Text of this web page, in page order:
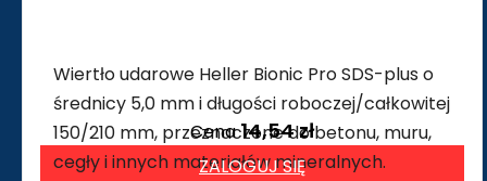
Wiertło udarowe Heller Bionic Pro SDS-plus o
średnicy 5,0 mm i długości roboczej/całkowitej
150/210 mm, przeznaczone do betonu, muru,
cegły i innych materiałów mineralnych.
Cena14,54 zł
ZALOGUJ SIĘ